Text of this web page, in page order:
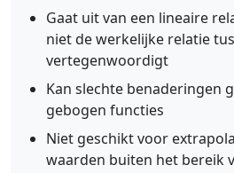
Gaat uit van een lineaire
niet de werkelijke relatie
vertegenwoordigt
Kan slechte benaderingen
gebogen functies
Niet geschikt voor
waarden buiten het bereik